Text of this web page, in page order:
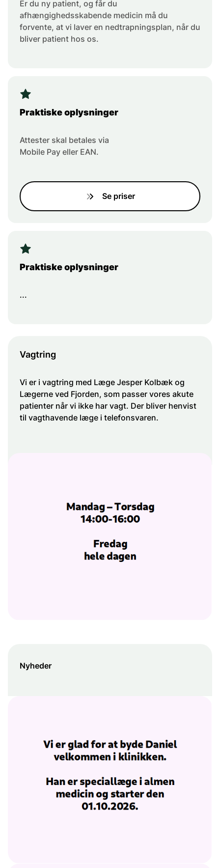
Er du ny patient, og får du
afhængighedsskabende medicin må du
forvente, at vi laver en nedtrapningsplan, når du
bliver patient hos os.
Praktiske oplysninger
Attester skal betales via
Mobile Pay eller EAN.
Se priser
Praktiske oplysninger
...
Vagtring
Vi er i vagtring med Læge Jesper Kolbæk og
Lægerne ved Fjorden, som passer vores akute
patienter når vi ikke har vagt. Der bliver henvist
til vagthavende læge i telefonsvaren.
Nyheder